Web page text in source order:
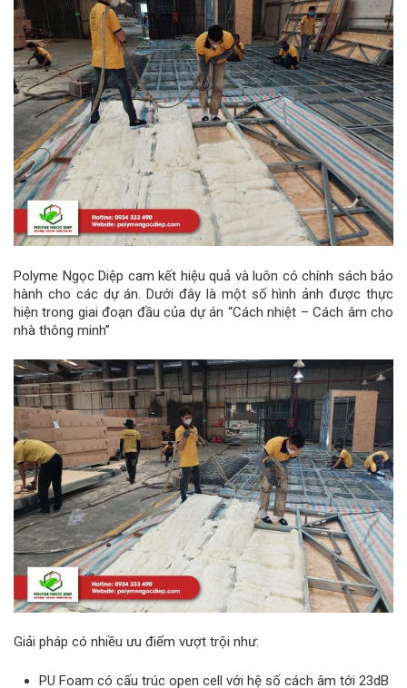
Polyme Ngọc Diệp cam kết hiệu quả và luôn có chính sách bảo
hành cho các dự án. Dưới đây là một số hình ảnh được thực
hiện trong giai đoạn đầu của dự án “Cách nhiệt – Cách âm cho
nhà thông minh”
Giải pháp có nhiều ưu điểm vượt trội như:
PU Foam có cấu trúc open cell với hệ số cách âm tới 23dB